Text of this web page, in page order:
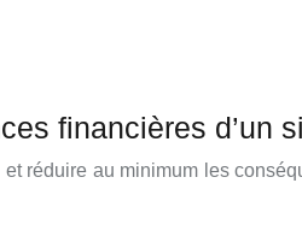
financières d’un
réduire au minimum les